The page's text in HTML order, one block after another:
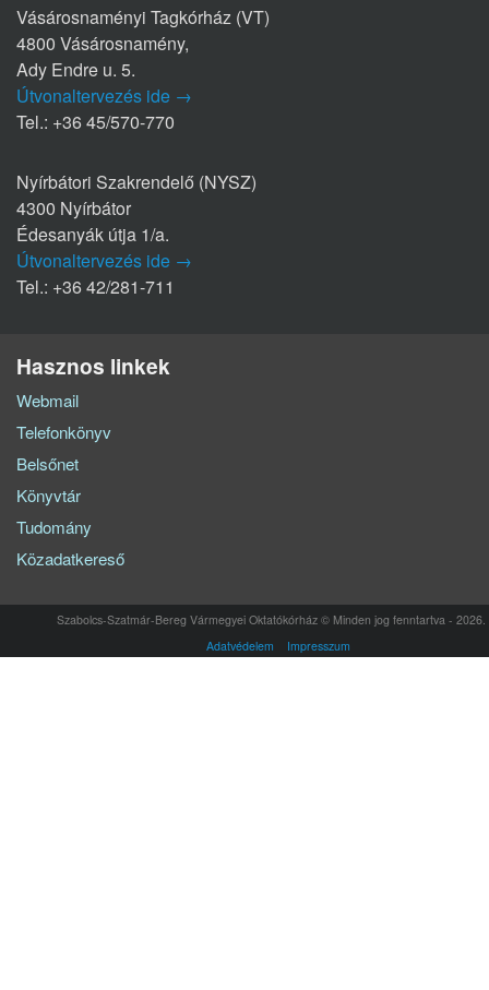
Vásárosnaményi Tagkórház (VT)
4800 Vásárosnamény,
Ady Endre u. 5.
Útvonaltervezés ide →
Tel.: +36 45/570-770
Nyírbátori Szakrendelő (NYSZ)
4300 Nyírbátor
Édesanyák útja 1/a.
Útvonaltervezés ide →
Tel.: +36 42/281-711
Hasznos linkek
Webmail
Telefonkönyv
Belsőnet
Könyvtár
Tudomány
Közadatkereső
Szabolcs-Szatmár-Bereg Vármegyei Oktatókórház © Minden jog fenntartva - 2026.
Adatvédelem
Impresszum